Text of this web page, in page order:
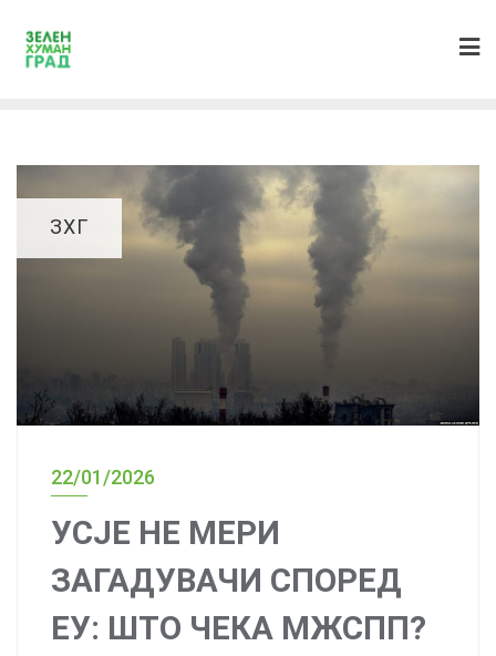
ЗХГ
22/01/2026
УСЈЕ НЕ МЕРИ
ЗАГАДУВАЧИ СПОРЕД
ЕУ: ШТО ЧЕКА МЖСПП?